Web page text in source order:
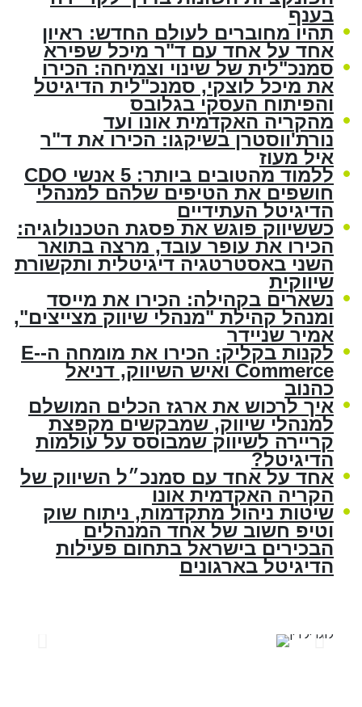
בענף
תהיו מחוברים לעולם החדש: ראיון
אחד על אחד עם ד"ר מיכל שפירא
סמנכ"לית של שינוי וצמיחה: הכירו
את מיכל לוצקי, סמנכ"לית הדיגיטל
והפיתוח העסקי בגלובס
מהקריה האקדמית אונו ועד
נורת'ווסטרן בשיקגו: הכירו את ד"ר
איל מעוז
ללמוד מהטובים ביותר: 5 אנשי CDO
חושפים את הטיפים שלהם למנהלי
הדיגיטל העתידיים
כששיווק פוגש את פסגת הטכנולוגיה:
הכירו את עופר עובד, מרצה בתואר
השני באסטרטגיה דיגיטלית ותקשורת
שיווקית
נשארים בקהילה: הכירו את מייסד
ומנהל קהילת "מנהלי שיווק מצייצים",
אמיר שניידר
לקנות בקליק: הכירו את מומחה ה-E-
Commerce ואיש השיווק, דניאל
כהנוב
איך לרכוש את ארגז הכלים המושלם
למנהלי שיווק, שמבקשים מקפצת
קריירה לשיווק שמבוסס על עולמות
הדיגיטל?
אחד על אחד עם סמנכ״ל השיווק של
הקריה האקדמית אונו
שיטות ניהול מתקדמות, ניתוח שוק
וטיפ חשוב של אחד המנהלים
הבכירים בישראל בתחום פעילות
הדיגיטל בארגונים